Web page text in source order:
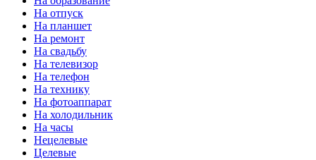
На отпуск
На планшет
На ремонт
На свадьбу
На телевизор
На телефон
На технику
На фотоаппарат
На холодильник
На часы
Нецелевые
Целевые